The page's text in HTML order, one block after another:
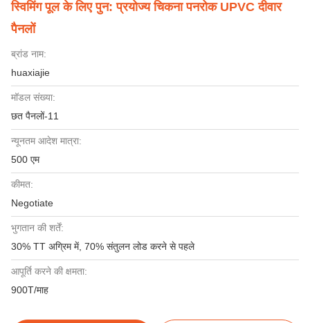
स्विमिंग पूल के लिए पुन: प्रयोज्य चिकना पनरोक UPVC दीवार
पैनलों
ब्रांड नाम:
huaxiajie
मॉडल संख्या:
छत पैनलों-11
न्यूनतम आदेश मात्रा:
500 एम
कीमत:
Negotiate
भुगतान की शर्तें:
30% TT अग्रिम में, 70% संतुलन लोड करने से पहले
आपूर्ति करने की क्षमता:
900T/माह